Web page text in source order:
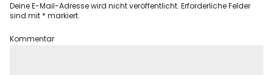
Deine E-Mail-Adresse wird nicht veröffentlicht. Erforderliche Felder
sind mit * markiert.
Kommentar